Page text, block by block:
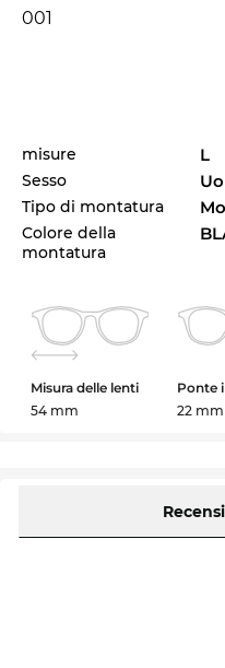
001
misure L
Sesso
Tipo di montatura
Colore della
montatura
Misura delle lenti
54 mm
Ponte
22 mm